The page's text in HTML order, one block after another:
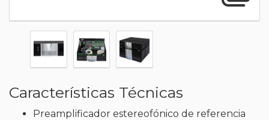
Características Técnicas
Preamplificador estereofónico de referencia